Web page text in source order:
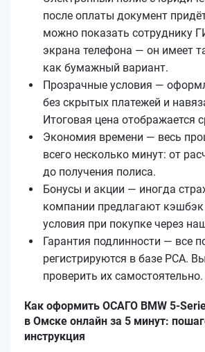
после оплаты документ
можно показать сотруднику
экрана телефона — он имеет
как бумажный вариант.
Прозрачные условия —
без скрытых платежей и
Итоговая цена отображается
Экономия времени — весь
всего несколько минут: от
до получения полиса.
Бонусы и акции — иногда
компании предлагают
условия при покупке через
Гарантия подлинности — все
регистрируются в базе РСА.
проверить их самостоятельно.
Как оформить ОСАГО BMW 5-
в Омске онлайн за 5 минут:
инструкция